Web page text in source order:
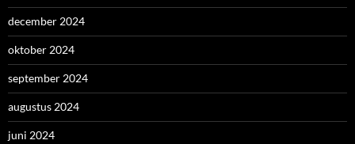
december 2024
oktober 2024
september 2024
augustus 2024
juni 2024